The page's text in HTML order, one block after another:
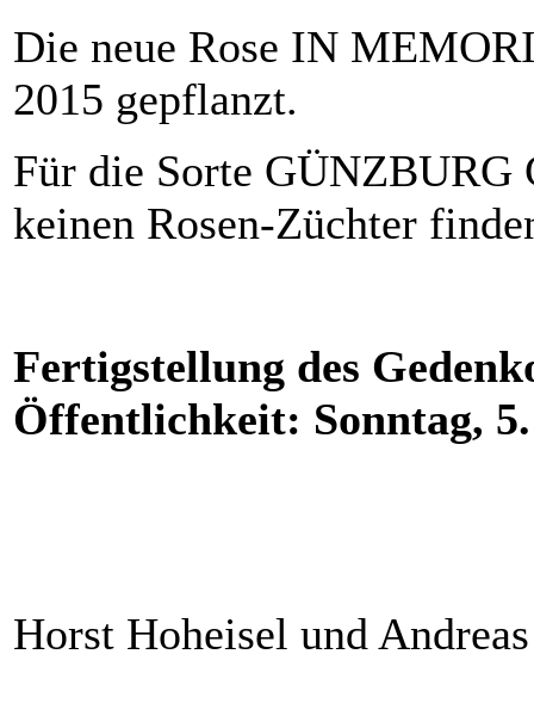
Die neue Rose IN
2015 gepflanzt.
Für die Sorte
keinen Rosen-Züchter
Fertigstellung des
Öffentlichkeit: Sonntag,
Horst Hoheisel und